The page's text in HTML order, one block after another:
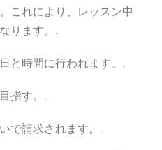
これにより、レッスン中
ります。.
と時間に行われます。.
指す。.
で請求されます。.